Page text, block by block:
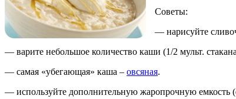
Советы:
— нарисуйте
— варите небольшое количество каши (1/2 мульт.
— самая «убегающая» каша – овсяная.
— используйте дополнительную жаропрочную емкость